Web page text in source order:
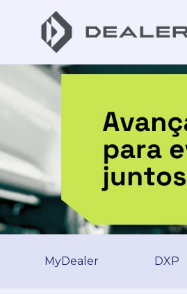
MyDealer DXP